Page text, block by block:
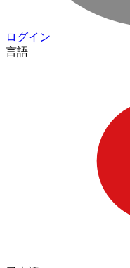
ログイン
言語